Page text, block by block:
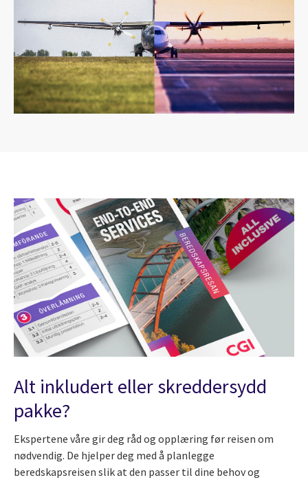
Alt inkludert eller skreddersydd
pakke?
Ekspertene våre gir deg råd og opplæring før reisen om
nødvendig. De hjelper deg med å planlegge
beredskapsreisen slik at den passer til dine behov og